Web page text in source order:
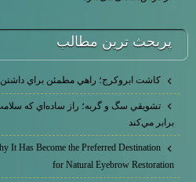
پربحث ترين مطالب
كاشت ابرو‌كرج؛ راهي مطمئن براي داشتن
تشويقي سگ و گربه؛ راز ساده‌اي كه
برابر مي‌كند
It Has Become the Preferred Destination
for Natural Eyebrow Restoration